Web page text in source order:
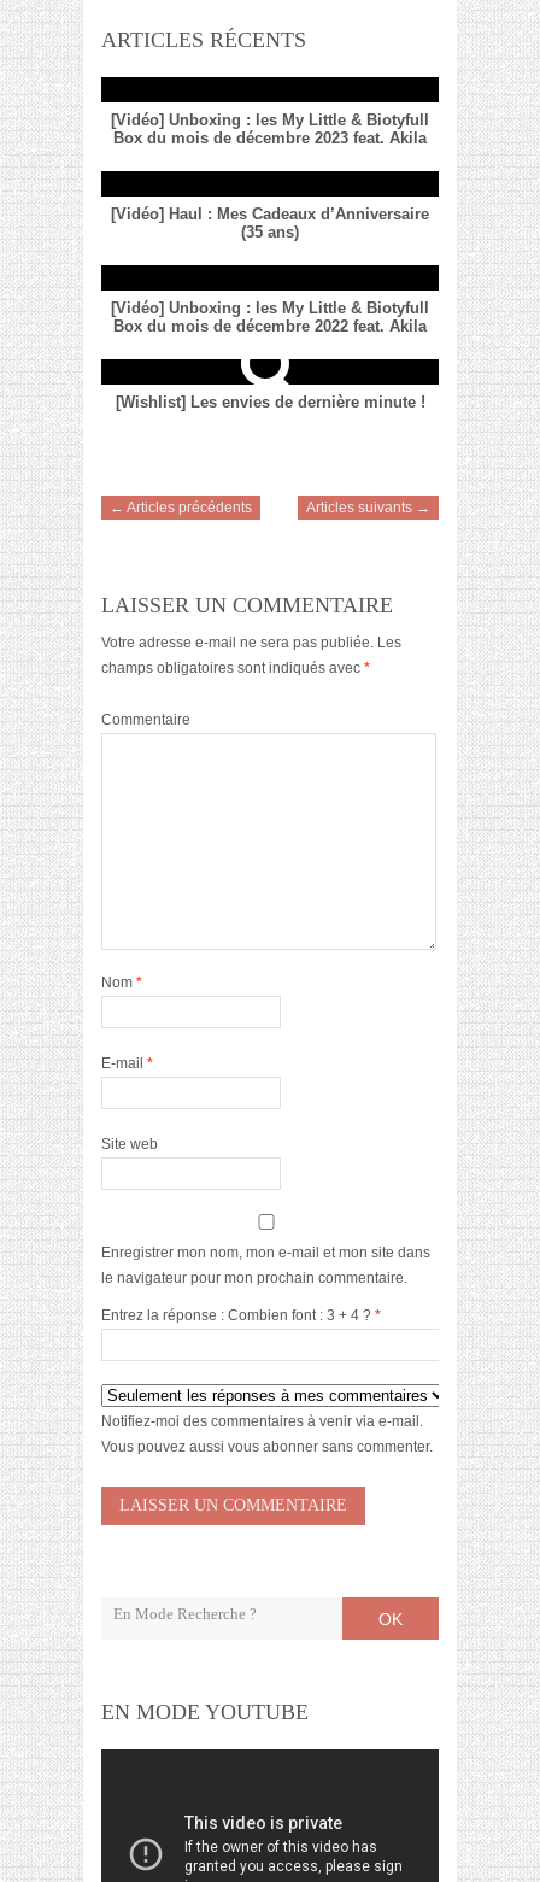
ARTICLES RÉCENTS
[Vidéo] Unboxing : les My Little & Biotyfull
Box du mois de décembre 2023 feat. Akila
[Vidéo] Haul : Mes Cadeaux d’Anniversaire
(35 ans)
[Vidéo] Unboxing : les My Little & Biotyfull
Box du mois de décembre 2022 feat. Akila
[Wishlist] Les envies de dernière minute !
← Articles précédents Articles suivants →
LAISSER UN COMMENTAIRE
Votre adresse e-mail ne sera pas publiée. Les
champs obligatoires sont indiqués avec *
Commentaire
Nom *
E-mail *
Site web
Enregistrer mon nom, mon e-mail et mon site dans
le navigateur pour mon prochain commentaire.
Entrez la réponse : Combien font : 3 + 4 ? *
Notifiez-moi des commentaires à venir via e-mail.
Vous pouvez aussi vous abonner sans commenter.
OK
EN MODE YOUTUBE